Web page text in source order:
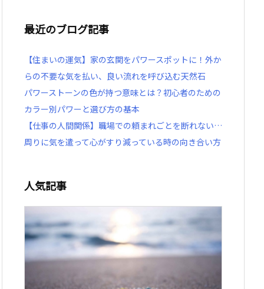
最近のブログ記事
【住まいの運気】家の玄関をパワースポットに！外か
らの不要な気を払い、良い流れを呼び込む天然石
パワーストーンの色が持つ意味とは？初心者のための
カラー別パワーと選び方の基本
【仕事の人間関係】職場での頼まれごとを断れない…
周りに気を遣って心がすり減っている時の向き合い方
人気記事